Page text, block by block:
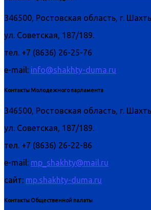
346500, Ростовская область, г.
ул. Советская, 187/189.
тел. +7 (8636) 26-25-76
e-mail: info@shakhty-duma.ru
Контакты Молодежного парламента
346500, Ростовская область, г.
ул. Советская, 187/189.
тел. +7 (8636) 26-22-86
e-mail: mp_shakhty@mail.ru
сайт: mp.shakhty-duma.ru
Контакты Общественной палаты